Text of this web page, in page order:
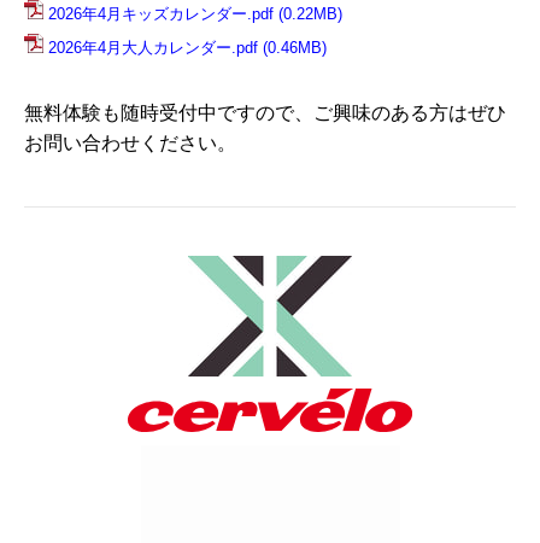
2026年4月キッズカレンダー.pdf (0.22MB)
2026年4月大人カレンダー.pdf (0.46MB)
無料体験も随時受付中ですので、ご興味のある方はぜひ
お問い合わせください。